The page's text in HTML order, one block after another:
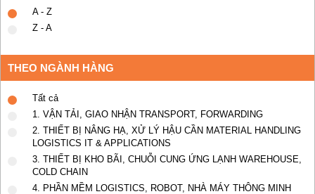
A - Z
Z - A
THEO NGÀNH HÀNG
Tất cả
1. VẬN TẢI, GIAO NHẬN TRANSPORT, FORWARDING
2. THIẾT BỊ NÂNG HẠ, XỬ LÝ HẬU CẦN MATERIAL HANDLING
LOGISTICS IT & APPLICATIONS
3. THIẾT BỊ KHO BÃI, CHUỖI CUNG ỨNG LẠNH WAREHOUSE,
COLD CHAIN
4. PHẦN MỀM LOGISTICS, ROBOT, NHÀ MÁY THÔNG MINH